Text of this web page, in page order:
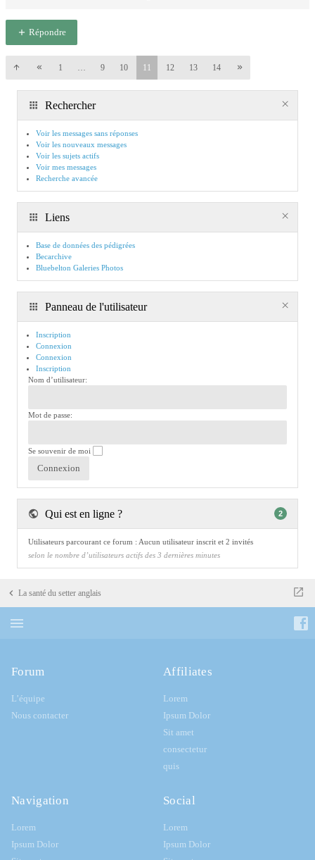
Répondre
1 … 9 10 11 12 13 14
Rechercher
Voir les messages sans réponses
Voir les nouveaux messages
Voir les sujets actifs
Voir mes messages
Recherche avancée
Liens
Base de données des pédigrées
Becarchive
Bluebelton Galeries Photos
Panneau de l'utilisateur
Inscription
Connexion
Connexion
Inscription
Nom d’utilisateur:
Mot de passe:
Se souvenir de moi
Qui est en ligne ? 2
Utilisateurs parcourant ce forum : Aucun utilisateur inscrit et 2 invités
selon le nombre d’utilisateurs actifs des 3 dernières minutes
La santé du setter anglais
Forum
L’équipe
Nous contacter
Affiliates
Lorem
Ipsum Dolor
Sit amet
consectetur
quis
Navigation
Lorem
Ipsum Dolor
Social
Lorem
Ipsum Dolor